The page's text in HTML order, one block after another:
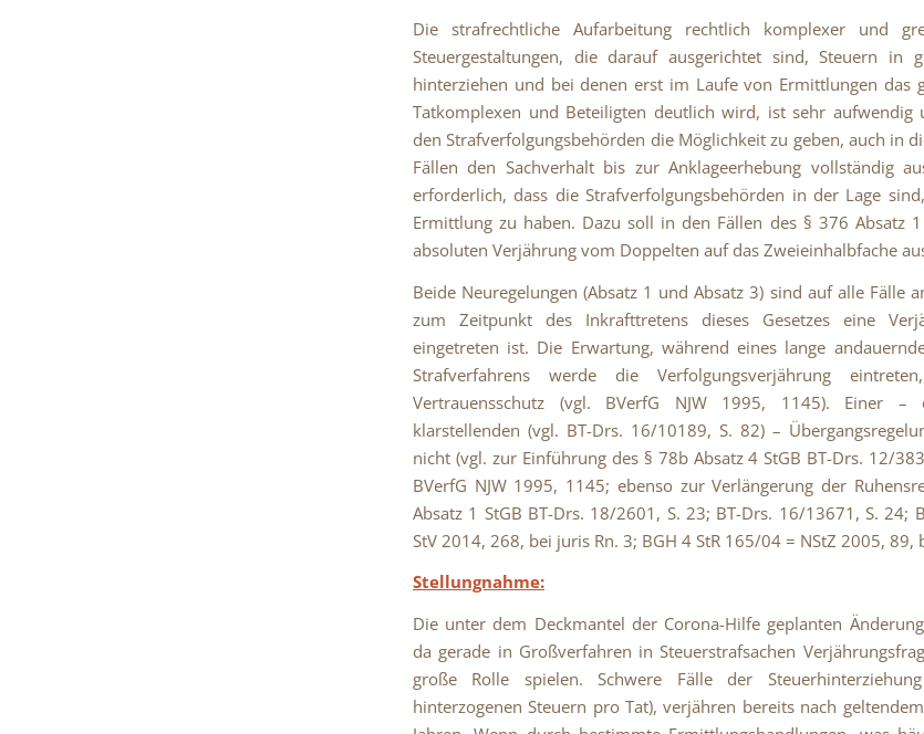
Die strafrechtliche Aufarbeitung rechtlich komplexer und
Steuergestaltungen, die darauf ausgerichtet sind, Steuern in
hinterziehen und bei denen erst im Laufe von Ermittlungen das
Tatkomplexen und Beteiligten deutlich wird, ist sehr aufwendig
den Strafverfolgungsbehörden die Möglichkeit zu geben, auch in
Fällen den Sachverhalt bis zur Anklageerhebung vollständig
erforderlich, dass die Strafverfolgungsbehörden in der Lage
Ermittlung zu haben. Dazu soll in den Fällen des § 376 Absatz
absoluten Verjährung vom Doppelten auf das Zweieinhalbfache
Beide Neuregelungen (Absatz 1 und Absatz 3) sind auf alle Fälle
zum Zeitpunkt des Inkrafttretens dieses Gesetzes eine
eingetreten ist. Die Erwartung, während eines lange
Strafverfahrens werde die Verfolgungsverjährung
Vertrauensschutz (vgl. BVerfG NJW 1995, 1145). Einer –
klarstellenden (vgl. BT-Drs. 16/10189, S. 82) –
nicht (vgl. zur Einführung des § 78b Absatz 4 StGB BT-Drs. 12/
BVerfG NJW 1995, 1145; ebenso zur Verlängerung der
Absatz 1 StGB BT-Drs. 18/2601, S. 23; BT-Drs. 16/13671, S. 24;
StV 2014, 268, bei juris Rn. 3; BGH 4 StR 165/04 = NStZ 2005, 89,
Stellungnahme:
Die unter dem Deckmantel der Corona-Hilfe geplanten
da gerade in Großverfahren in Steuerstrafsachen
große Rolle spielen. Schwere Fälle der
hinterzogenen Steuern pro Tat), verjähren bereits nach